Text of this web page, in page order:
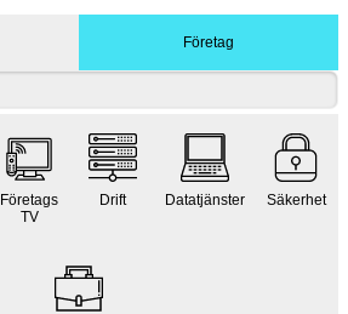
Företag
Företags
TV
Drift Datatjänster Säkerhet